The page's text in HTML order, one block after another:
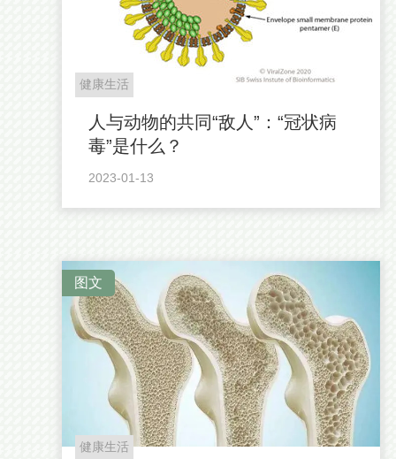
健康生活
人与动物的共同“敌人”：“冠状病
毒”是什么？
2023-01-13
图文
健康生活